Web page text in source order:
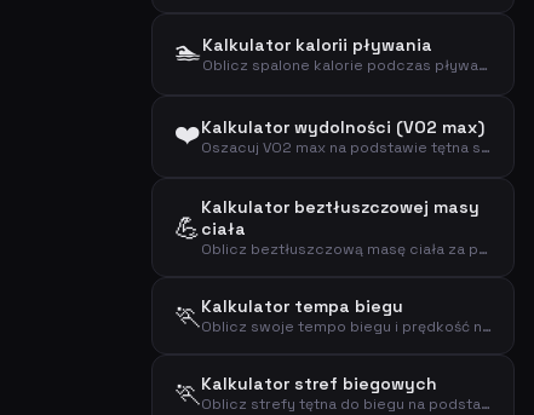
🏊Kalkulator kalorii pływania
Oblicz spalone kalorie podczas pływania na podstawie wagi, czasu i intensywności
❤️Kalkulator wydolności (VO2 max)
Oszacuj VO2 max na podstawie tętna spoczynkowego, wieku i płci za pomocą wzoru Utha
💪
Kalkulator beztłuszczowej masy
ciała
Oblicz beztłuszczową masę ciała za pomocą wzoru Boera na podstawie płci, wagi i wzrostu
🏃Kalkulator tempa biegu
Oblicz swoje tempo biegu i prędkość na podstawie dystansu i czasu
🏃Kalkulator stref biegowych
Oblicz strefy tętna do biegu na podstawie wieku i tętna spoczynkowego (wzór Karvonena)